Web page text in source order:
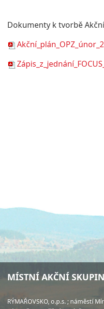
Dokumenty k tvorbě
MÍSTNÍ AKČNÍ
RÝMAŘOVSKO, o.p.s. ; náměstí